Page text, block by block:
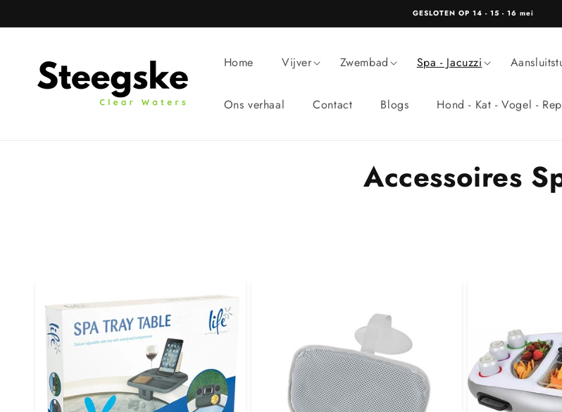
content
GESLOTEN OP 14 - 15 - 16 mei
Home Vijver Zwembad Spa - Jacuzzi
Ons verhaal Contact Blogs Hond - Kat - Vogel -
C
e
c
t
Accessoires